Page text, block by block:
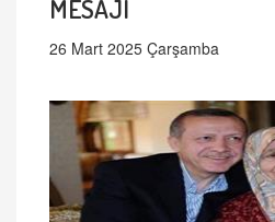
MESAJI
26 Mart 2025 Çarşamba